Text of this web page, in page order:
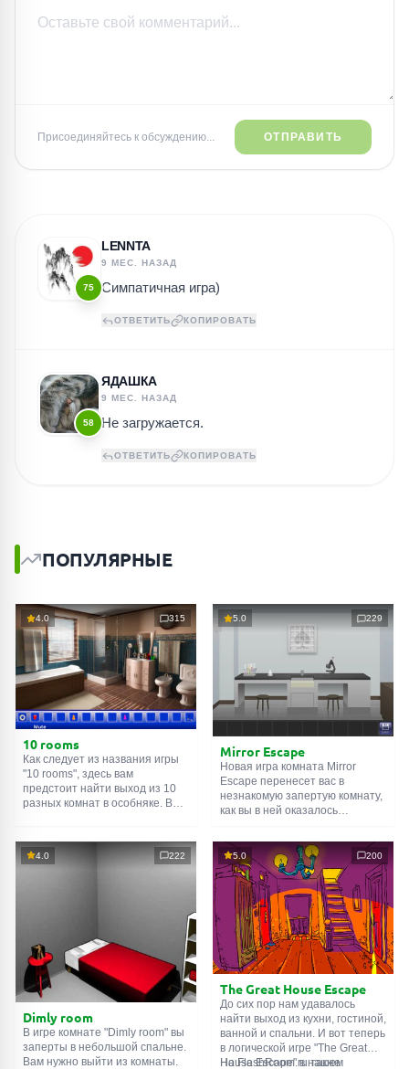
Присоединяйтесь к обсуждению... ОТПРАВИТЬ
75
LENNTA
9 МЕС. НАЗАД
Симпатичная игра)
ОТВЕТИТЬ КОПИРОВАТЬ
58
ЯДАШКА
9 МЕС. НАЗАД
Не загружается.
ОТВЕТИТЬ КОПИРОВАТЬ
ПОПУЛЯРНЫЕ
4.0 315
10 rooms
Как следует из названия игры
"10 rooms", здесь вам
предстоит найти выход из 10
разных комнат в особняке. В
их, чтобы выйти. Выход из
одной комнаты является
5.0 229
Mirror Escape
Новая игра комната Mirror
Escape перенесет вас в
незнакомую запертую комнату,
как вы в ней оказалось
смекалки попробуйте решить
все, приготовленные авторами
для вас, головоломки и найти
выход на свободу.
Внимательно осмотрите
помещение, возможно вы
сможете найти какие-нибудь
подсказки. Желаем удачи!
4.0 222
Dimly room
В игре комнате "Dimly room" вы
заперты в небольшой спальне.
Вам нужно выйти из комнаты.
5.0 200
The Great House Escape
До сих пор нам удавалось
найти выход из кухни, гостиной,
ванной и спальни. И вот теперь
в логической игре "The Great
House Escape" в нашем
На FlashRoom.ru также